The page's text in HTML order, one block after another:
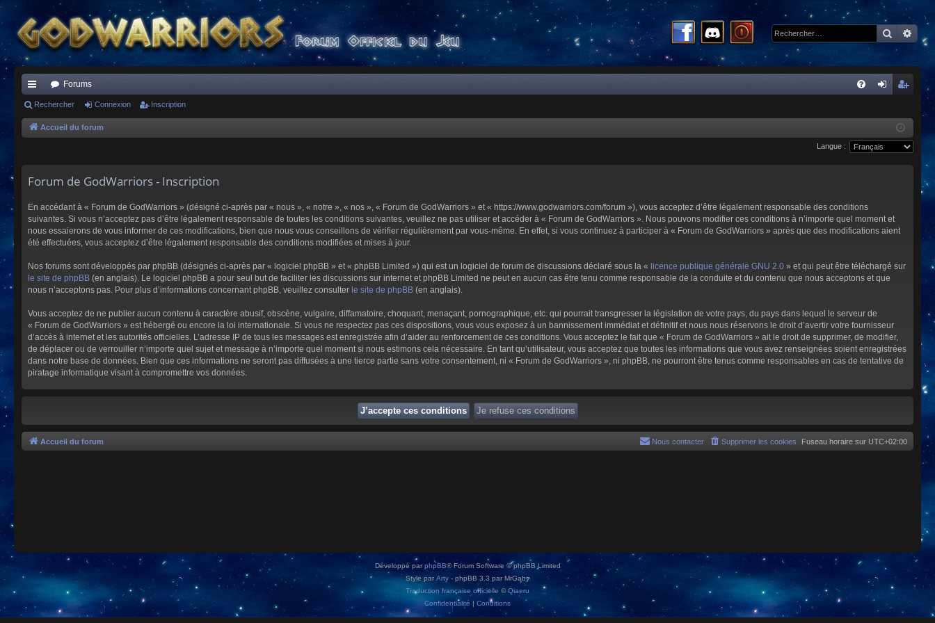
ac
co
s
Forums
xi
cri
pti
Rechercher Connexion Inscription
Accueil du forum
Langue :
Forum de GodWarriors - Inscription
En accédant à « Forum de GodWarriors » (désigné ci-après par « nous », « notre », « nos », « Forum de GodWarriors » et « https://www.godwarriors.com/forum »), vous acceptez d’être légalement responsable des conditions
suivantes. Si vous n’acceptez pas d’être légalement responsable de toutes les conditions suivantes, veuillez ne pas utiliser et accéder à « Forum de GodWarriors ». Nous pouvons modifier ces conditions à n’importe quel moment et
nous essaierons de vous informer de ces modifications, bien que nous vous conseillons de vérifier régulièrement par vous-même. En effet, si vous continuez à participer à « Forum de GodWarriors » après que des modifications aient
été effectuées, vous acceptez d’être légalement responsable des conditions modifiées et mises à jour.
Nos forums sont développés par phpBB (désignés ci-après par « logiciel phpBB » et « phpBB Limited ») qui est un logiciel de forum de discussions déclaré sous la « licence publique générale GNU 2.0 » et qui peut être téléchargé sur
le site de phpBB (en anglais). Le logiciel phpBB a pour seul but de faciliter les discussions sur internet et phpBB Limited ne peut en aucun cas être tenu comme responsable de la conduite et du contenu que nous acceptons et que
nous n’acceptons pas. Pour plus d’informations concernant phpBB, veuillez consulter le site de phpBB (en anglais).
Vous acceptez de ne publier aucun contenu à caractère abusif, obscène, vulgaire, diffamatoire, choquant, menaçant, pornographique, etc. qui pourrait transgresser la législation de votre pays, du pays dans lequel le serveur de
« Forum de GodWarriors » est hébergé ou encore la loi internationale. Si vous ne respectez pas ces dispositions, vous vous exposez à un bannissement immédiat et définitif et nous nous réservons le droit d’avertir votre fournisseur
d’accès à internet et les autorités officielles. L’adresse IP de tous les messages est enregistrée afin d’aider au renforcement de ces conditions. Vous acceptez le fait que « Forum de GodWarriors » ait le droit de supprimer, de modifier,
de déplacer ou de verrouiller n’importe quel sujet et message à n’importe quel moment si nous estimons cela nécessaire. En tant qu’utilisateur, vous acceptez que toutes les informations que vous avez renseignées soient enregistrées
dans notre base de données. Bien que ces informations ne seront pas diffusées à une tierce partie sans votre consentement, ni « Forum de GodWarriors », ni phpBB, ne pourront être tenus comme responsables en cas de tentative de
piratage informatique visant à compromettre vos données.
Accueil du forum Fuseau horaire sur UTC+02:00
Supprimer les cookies
Nous contacter
Développé parphpBB® Forum Software © phpBB Limited
Style par Arty - phpBB 3.3 par MrGaby
Traduction française officielle ©Qiaeru
Confidentialité | Conditions